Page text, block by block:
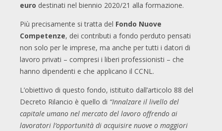
euro destinati nel biennio 2020/21 alla formazione.
Più precisamente si tratta del Fondo Nuove
Competenze, dei contributi a fondo perduto pensati
non solo per le imprese, ma anche per tutti i datori di
lavoro privati – compresi i liberi professionisti – che
hanno dipendenti e che applicano il CCNL.
L’obiettivo di questo fondo, istituito dall’articolo 88 del
Decreto Rilancio è quello di “Innalzare il livello del
capitale umano nel mercato del lavoro offrendo ai
lavoratori l’opportunità di acquisire nuove o maggiori